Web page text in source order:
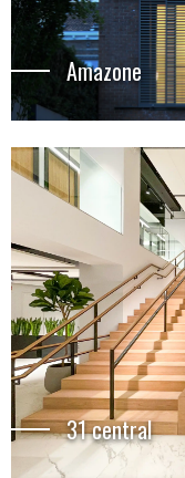
Amazone
31 central